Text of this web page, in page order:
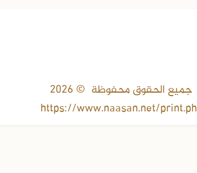
جميع الحقوق محفوظة © 2026
https://www.naasan.net/